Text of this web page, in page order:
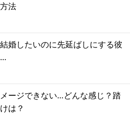
法
婚したいのに先延ばしにする彼
ージできない…どんな感じ？踏
は？